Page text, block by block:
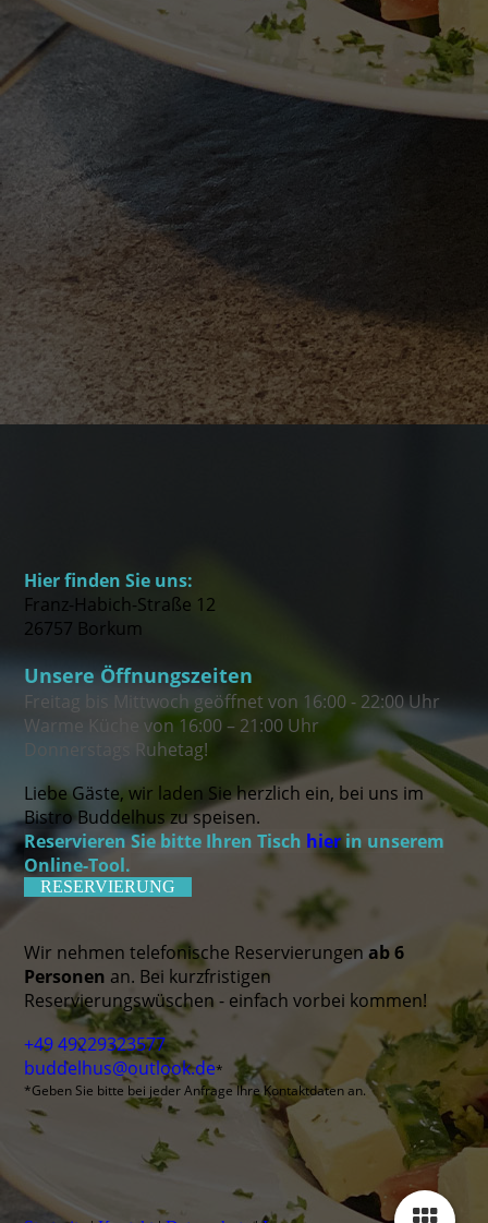
Hier finden Sie uns:
Franz-Habich-Straße 12
26757 Borkum
Unsere Öffnungszeiten
Freitag bis Mittwoch geöffnet von 16:00 - 22:00 Uhr
Warme Küche von 16:00 – 21:00 Uhr
Donnerstags Ruhetag!
Liebe Gäste, wir laden Sie herzlich ein, bei uns im
Bistro Buddelhus zu speisen.
Reservieren Sie bitte Ihren Tisch hierin unserem
Online-Tool.
RESERVIERUNG
Wir nehmen telefonische Reservierungenab 6
Personen an. Bei kurzfristigen
Reservierungswüschen - einfach vorbei kommen!
+49 49229323577
buddelhus@outlook.de*
*Geben Sie bitte bei jeder Anfrage Ihre Kontaktdaten an.